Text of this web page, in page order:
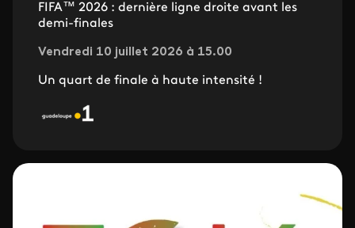
FIFA™ 2026 : dernière ligne droite avant les
demi-finales
Vendredi 10 juillet 2026 à 15.00
Un quart de finale à haute intensité !